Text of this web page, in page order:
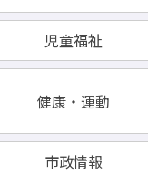
児童福祉
健康・運動
市政情報